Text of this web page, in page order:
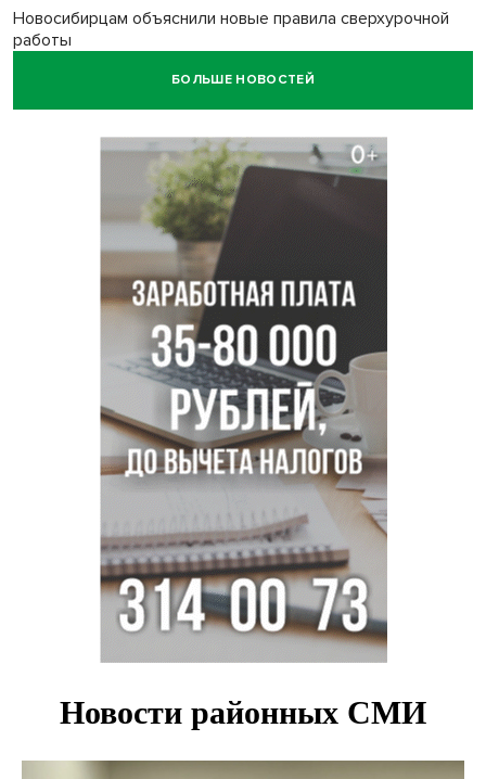
Новосибирцам объяснили новые правила сверхурочной
работы
БОЛЬШЕ НОВОСТЕЙ